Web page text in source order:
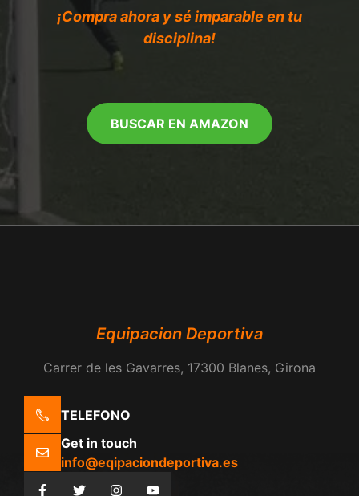
¡Compra ahora y sé imparable en tu
disciplina!
BUSCAR EN AMAZON
Equipacion Deportiva
Carrer de les Gavarres, 17300 Blanes, Girona
TELEFONO
Get in touch
info@eqipaciondeportiva.es